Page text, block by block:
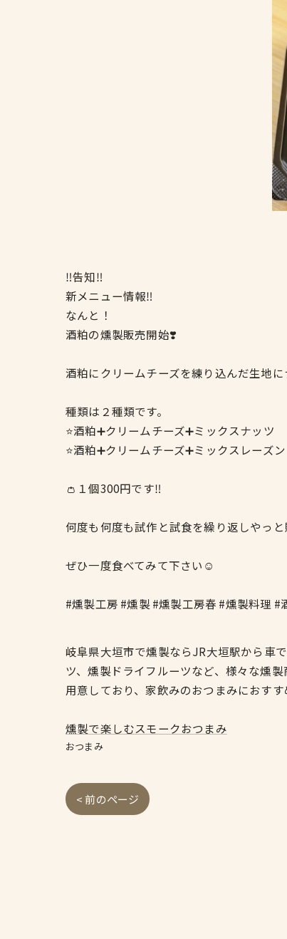
‼️告知‼️
新メニュー情報‼️
なんと！
酒粕の燻製販売開始❣️
酒粕にクリームチーズを練り込んだ生地
種類は２種類です。
⭐️酒粕➕クリームチーズ➕ミックスナッツ
⭐️酒粕➕クリームチーズ➕ミックスレーズン
👛１個300円です‼️
何度も何度も試作と試食を繰り返しやっ
ぜひ一度食べてみて下さい☺️
#燻製工房 #燻製 #燻製工房春 #燻製料理 #
岐阜県大垣市で燻製ならJR大垣駅から車
ツ、燻製ドライフルーツなど、様々な燻
用意しており、家飲みのおつまみにおす
燻製で楽しむスモークおつまみ
おつまみ
< 前のページ